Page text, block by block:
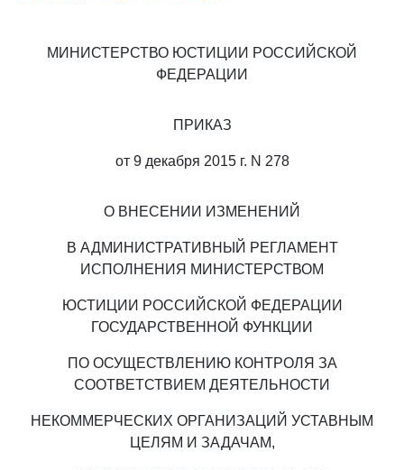
МИНИСТЕРСТВО ЮСТИЦИИ РОССИЙСКОЙ
ФЕДЕРАЦИИ
ПРИКАЗ
от 9 декабря 2015 г. N 278
О ВНЕСЕНИИ ИЗМЕНЕНИЙ
В АДМИНИСТРАТИВНЫЙ РЕГЛАМЕНТ
ИСПОЛНЕНИЯ МИНИСТЕРСТВОМ
ЮСТИЦИИ РОССИЙСКОЙ ФЕДЕРАЦИИ
ГОСУДАРСТВЕННОЙ ФУНКЦИИ
ПО ОСУЩЕСТВЛЕНИЮ КОНТРОЛЯ ЗА
СООТВЕТСТВИЕМ ДЕЯТЕЛЬНОСТИ
НЕКОММЕРЧЕСКИХ ОРГАНИЗАЦИЙ УСТАВНЫМ
ЦЕЛЯМ И ЗАДАЧАМ,